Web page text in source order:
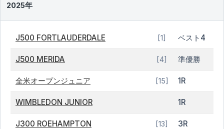
2025年
J500 FORTLAUDERDALE [1] ベスト4
J500 MERIDA [4] 準優勝
全米オープンジュニア [15] 1R
WIMBLEDON JUNIOR 1R
J300 ROEHAMPTON [13] 3R